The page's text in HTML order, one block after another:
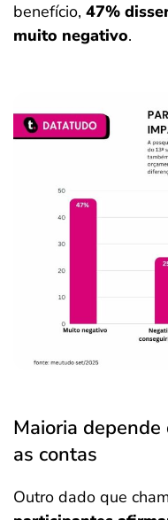
benefício, 47%
muito negativo.
Maioria
as contas
Outro dado que